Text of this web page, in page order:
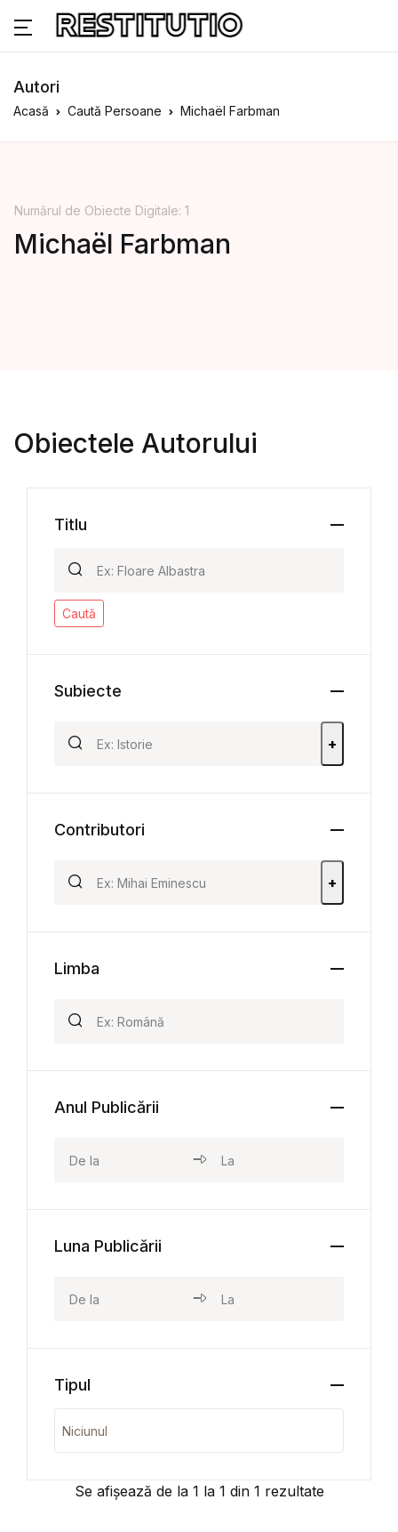
Autori
Acasă Caută Persoane Michaël Farbman
Numărul de Obiecte Digitale: 1
Michaël Farbman
Obiectele Autorului
Se afișează de la 1 la 1 din 1 rezultate
Titlu
Caută
Subiecte
+
Contributori
+
Limba
Anul Publicării
Luna Publicării
Tipul